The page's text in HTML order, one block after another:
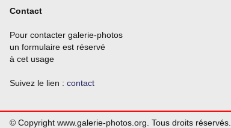
Contact
Pour contacter galerie-photos
un formulaire est réservé
à cet usage
Suivez le lien : contact
© Copyright www.galerie-photos.org. Tous droits réservés.